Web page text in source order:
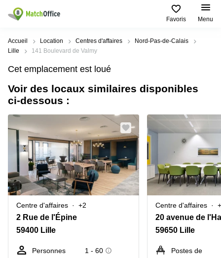
Favoris Menu
Rechercher / publier
Pages
de
Bureau
d’affaires
Coworking
Salles
de
réunion
Bureau
virtuel
Villes
Populaires
Paris
Lyon
Bordeaux
Marseille
Nantes
Toulouse
Strasbourg
Recherches
populaires
Centres
d'affaires
Location
bureau
Lille
Coworking
Paris
Coworking
Lyon
Coworking
d'affaires
Aide
Qui sommes-nous?
Publier un local
Prix
Connexion
Accueil Location Centres d'affaires
Nord-Pas-de-Calais
Lille
141 Boulevard de Valmy
Cet emplacement est loué
Voir des locaux similaires disponibles
ci-dessous :
Centre d'affaires +2
2 Rue de l'Épine
59400 Lille
Personnes
1 - 60
Centre d'affaires
59650 Lille
Postes de